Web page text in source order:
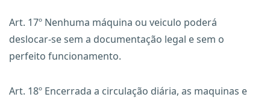
Art. 17º Nenhuma máquina ou veiculo poderá
deslocar-se sem a documentação legal e sem o
perfeito funcionamento.
Art. 18º Encerrada a circulação diária, as maquinas e